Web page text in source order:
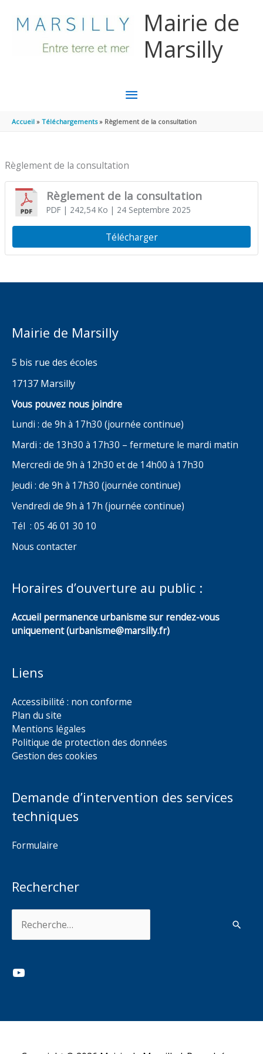
Mairie de
Marsilly
MENU
PRINCIPAL
Accueil Téléchargements Règlement de la consultation
Règlement de la consultation
Règlement de la consultation
PDF| 242,54 Ko | 24 Septembre 2025
Télécharger
Mairie de Marsilly
5 bis rue des écoles
17137 Marsilly
Vous pouvez nous joindre
Lundi : de 9h à 17h30 (journée continue)
Mardi : de 13h30 à 17h30 – fermeture le mardi matin
Mercredi de 9h à 12h30 et de 14h00 à 17h30
Jeudi : de 9h à 17h30 (journée continue)
Vendredi de 9h à 17h (journée continue)
Tél : 05 46 01 30 10
Nous contacter
Horaires d’ouverture au public :
Accueil permanence urbanisme sur rendez-vous
uniquement (urbanisme@marsilly.fr)
Liens
Accessibilité : non conforme
Plan du site
Mentions légales
Politique de protection des données
Gestion des cookies
Demande d’intervention des services
techniques
Formulaire
Rechercher
YouTube